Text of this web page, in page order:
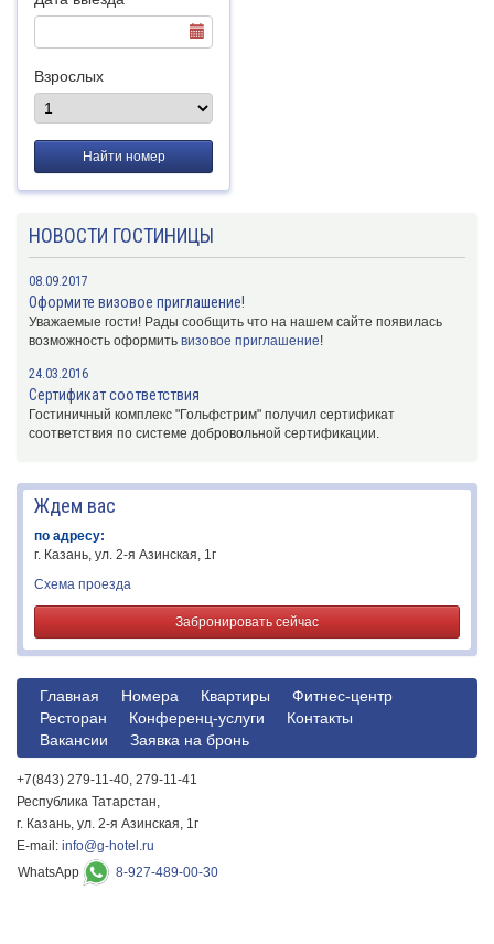
Взрослых
Найти номер
НОВОСТИ ГОСТИНИЦЫ
08.09.2017
Оформите визовое приглашение!
Уважаемые гости! Рады сообщить что на нашем сайте появилась
возможность оформить визовое приглашение!
24.03.2016
Сертификат соответствия
Гостиничный комплекс "Гольфстрим" получил сертификат
соответствия по системе добровольной сертификации.
Ждем вас
по адресу:
г. Казань, ул. 2-я Азинская, 1г
Схема проезда
Забронировать сейчас
Главная Номера Квартиры
Фитнес-центр
Ресторан
Конференц-услуги
Контакты
Вакансии
Заявка на бронь
+7(843) 279-11-40, 279-11-41
Республика Татарстан,
г. Казань, ул. 2-я Азинская, 1г
E-mail: info@g-hotel.ru
WhatsApp
8-927-489-00-30